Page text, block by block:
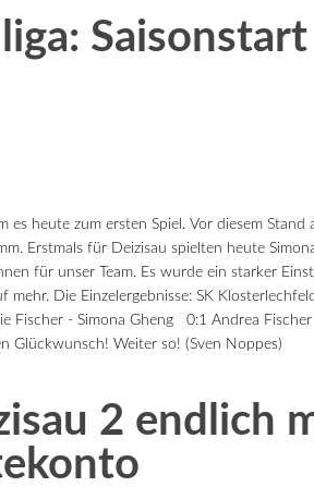
es heute zum ersten Spiel. Vor diesem Stand
Erstmals für Deizisau spielten heute
für unser Team. Es wurde ein starker
Die Einzelergebnisse: SK
Fischer - Simona Gheng 0:1 Andrea
Glückwunsch! Weiter so! (Sven Noppes)
2 endlich